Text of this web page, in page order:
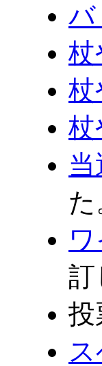
バ
た
訂